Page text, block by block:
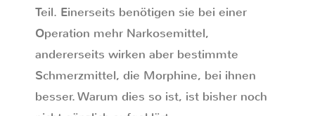
Teil. Einerseits benötigen sie bei einer
Operation mehr Narkosemittel,
andererseits wirken aber bestimmte
Schmerzmittel, die Morphine, bei ihnen
besser. Warum dies so ist, ist bisher noch